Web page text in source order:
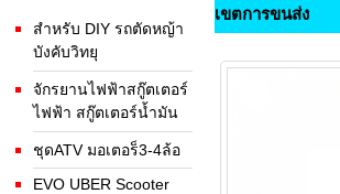
สำหรับ DIY รถตัดหญ้า
บังคับวิทยุ
จักรยานไฟฟ้าสกู๊ตเตอร์
ไฟฟ้า สกู๊ตเตอร์น้ำมัน
ชุดATV มอเตอร็3-4ล้อ
EVO UBER Scooter
เขตการขนส่ง